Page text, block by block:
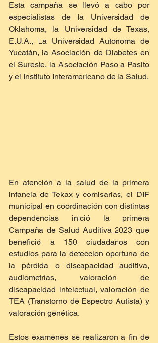
Esta campaña se llevó a cabo por
especialistas de la Universidad de
Oklahoma, la Universidad de Texas,
E.U.A., La Universidad Autonoma de
Yucatán, la Asociación de Diabetes en
el Sureste, la Asociación Paso a Pasito
y el Instituto Interamericano de la Salud.
En atención a la salud de la primera
infancia de Tekax y comisarias, el DIF
municipal en coordinación con distintas
dependencias inició la primera
Campaña de Salud Auditiva 2023 que
benefició a 150 ciudadanos con
estudios para la deteccion oportuna de
la pérdida o discapacidad auditiva,
audiometrías, valoración de
discapacidad intelectual, valoración de
TEA (Transtorno de Espectro Autista) y
valoración genética.
Estos examenes se realizaron a fin de